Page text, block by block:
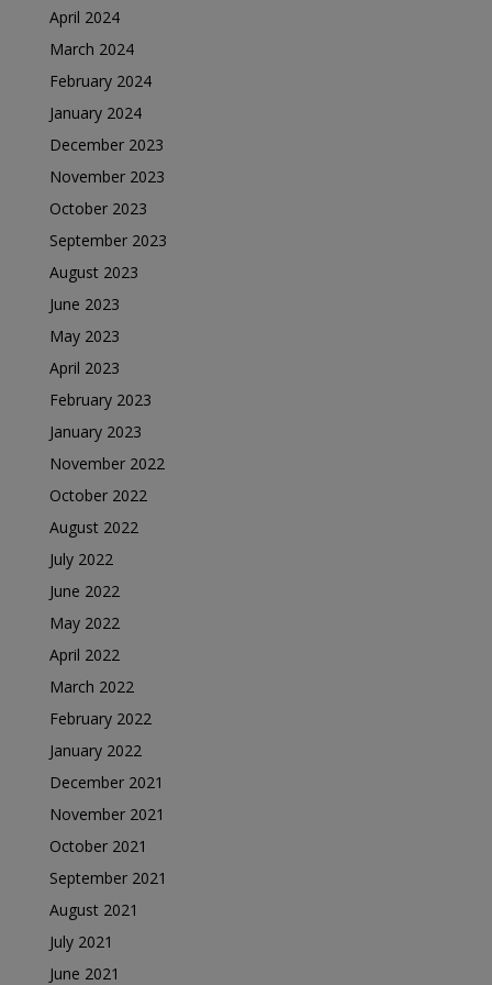
April 2024
March 2024
February 2024
January 2024
December 2023
November 2023
October 2023
September 2023
August 2023
June 2023
May 2023
April 2023
February 2023
January 2023
November 2022
October 2022
August 2022
July 2022
June 2022
May 2022
April 2022
March 2022
February 2022
January 2022
December 2021
November 2021
October 2021
September 2021
August 2021
July 2021
June 2021